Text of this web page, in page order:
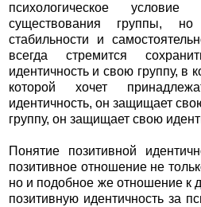
психологическое
существования группы,
стабильности и
всегда стремится
идентичность и свою группу, в
которой хочет
идентичность, он защищает
группу, он защищает свою
Понятие позитивной
позитивное отношение не
но и подобное же отношение к
позитивную идентичность за